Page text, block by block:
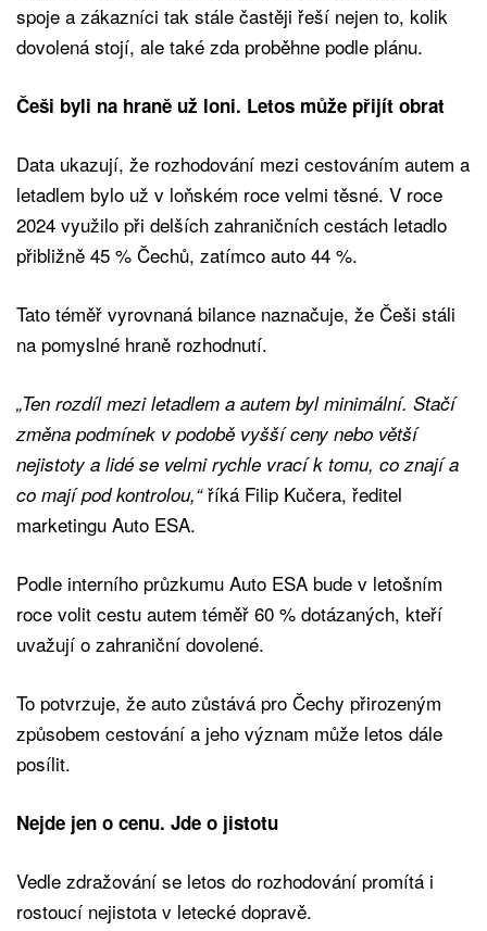
spoje a zákazníci tak stále častěji řeší nejen to, kolik
dovolená stojí, ale také zda proběhne podle plánu.
Češi byli na hraně už loni. Letos může přijít obrat
Data ukazují, že rozhodování mezi cestováním autem a
letadlem bylo už v loňském roce velmi těsné. V roce
2024 využilo při delších zahraničních cestách letadlo
přibližně 45 % Čechů, zatímco auto 44 %.
Tato téměř vyrovnaná bilance naznačuje, že Češi stáli
na pomyslné hraně rozhodnutí.
„Ten rozdíl mezi letadlem a autem byl minimální. Stačí
změna podmínek v podobě vyšší ceny nebo větší
nejistoty a lidé se velmi rychle vrací k tomu, co znají a
co mají pod kontrolou,“říká Filip Kučera, ředitel
marketingu Auto ESA.
Podle interního průzkumu Auto ESA bude v letošním
roce volit cestu autem téměř 60 % dotázaných, kteří
uvažují o zahraniční dovolené.
To potvrzuje, že auto zůstává pro Čechy přirozeným
způsobem cestování a jeho význam může letos dále
posílit.
Nejde jen o cenu. Jde o jistotu
Vedle zdražování se letos do rozhodování promítá i
rostoucí nejistota v letecké dopravě.